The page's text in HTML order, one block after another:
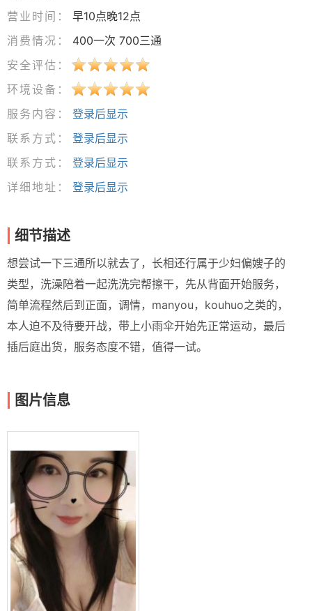
营业时间：
早10点晚12点
消费情况：
400一次 700三通
安全评估：
环境设备：
服务内容：
登录后显示
联系方式：
登录后显示
联系方式：
登录后显示
详细地址：
登录后显示
细节描述
想尝试一下三通所以就去了，长相还行属于少妇偏嫂子的
类型，洗澡陪着一起洗洗完帮擦干，先从背面开始服务，
简单流程然后到正面，调情，manyou，kouhuo之类的，
本人迫不及待要开战，带上小雨伞开始先正常运动，最后
插后庭出货，服务态度不错，值得一试。
图片信息